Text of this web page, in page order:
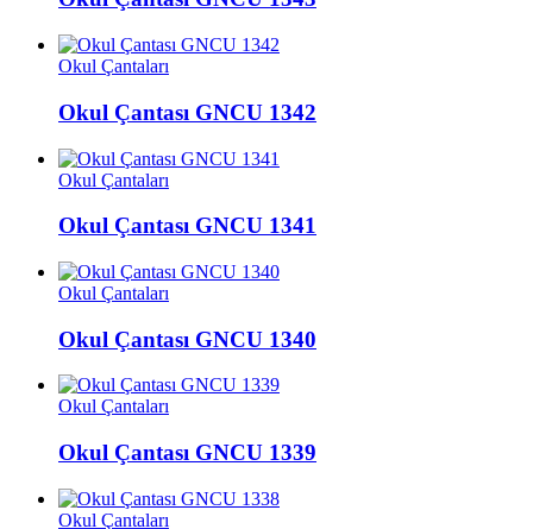
Okul Çantaları
Okul Çantası GNCU 1342
Okul Çantaları
Okul Çantası GNCU 1341
Okul Çantaları
Okul Çantası GNCU 1340
Okul Çantaları
Okul Çantası GNCU 1339
Okul Çantaları